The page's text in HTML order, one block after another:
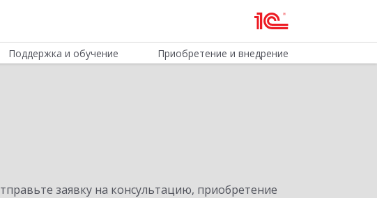
Поддержка и обучение Приобретение и внедрение
заявку на консультацию, приобретение